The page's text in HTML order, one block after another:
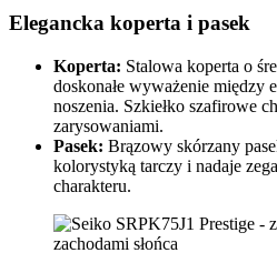
Elegancka koperta i pasek
Koperta: Stalowa koperta o
doskonałe wyważenie między
noszenia. Szkiełko szafirowe
zarysowaniami.
Pasek: Brązowy skórzany
kolorystyką tarczy i nadaje
charakteru.